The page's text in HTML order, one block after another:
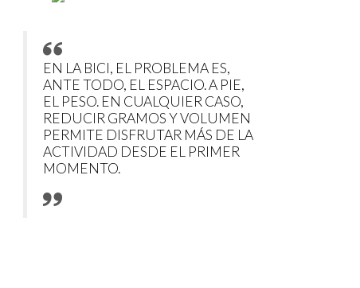
EN LA BICI, EL PROBLEMA ES,
ANTE TODO, EL ESPACIO. A PIE,
EL PESO. EN CUALQUIER CASO,
REDUCIR GRAMOS Y VOLUMEN
PERMITE DISFRUTAR MÁS DE LA
ACTIVIDAD DESDE EL PRIMER
MOMENTO.